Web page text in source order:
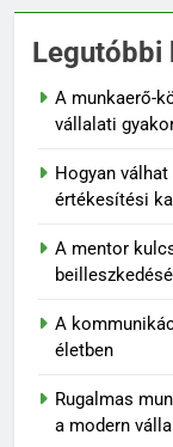
Legutóbbi
A munkaerő-
vállalati
Hogyan
értékesítési
A mentor
A
életben
Rugalmas
a modern